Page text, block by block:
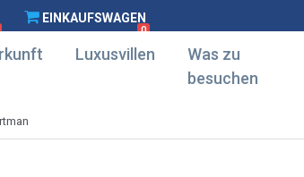
EINKAUFSWAGEN
0
Luxusvillen
Was zu
besuchen